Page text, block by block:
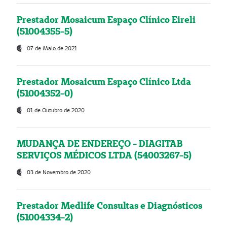
Prestador Mosaicum Espaço Clínico Eireli
(51004355-5)
07 de Maio de 2021
Prestador Mosaicum Espaço Clínico Ltda
(51004352-0)
01 de Outubro de 2020
MUDANÇA DE ENDEREÇO - DIAGITAB
SERVIÇOS MÉDICOS LTDA (54003267-5)
03 de Novembro de 2020
Prestador Medlife Consultas e Diagnósticos
(51004334-2)